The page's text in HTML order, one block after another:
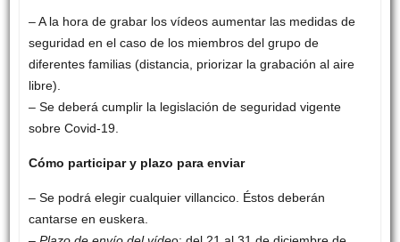
– A la hora de grabar los vídeos aumentar las medidas de
seguridad en el caso de los miembros del grupo de
diferentes familias (distancia, priorizar la grabación al aire
libre).
– Se deberá cumplir la legislación de seguridad vigente
sobre Covid-19.
Cómo participar y plazo para enviar
– Se podrá elegir cualquier villancico. Éstos deberán
cantarse en euskera.